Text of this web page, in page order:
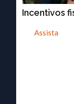
Incentivos
Assista